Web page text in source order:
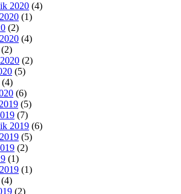
2020 (4)
(1)
(2)
(4)
(2)
(2)
(5)
(4)
(6)
(5)
(7)
2019 (6)
(5)
(2)
(1)
(1)
(4)
(2)